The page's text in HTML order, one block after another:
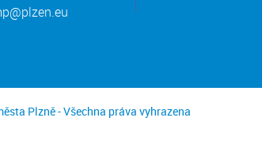
Plzně - Všechna práva vyhrazena